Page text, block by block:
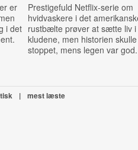
er
i det
Prestigefuld Netflix-serie om
hvidvaskere i det
rustbælte prøver at sætte liv i
kludene, men historien
stoppet, mens legen var god.
| mest læste